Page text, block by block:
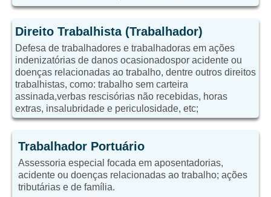
Direito Trabalhista (Trabalhador)
Defesa de trabalhadores e trabalhadoras em ações
indenizatórias de danos ocasionadospor acidente ou
doenças relacionadas ao trabalho, dentre outros direitos
trabalhistas, como: trabalho sem carteira
assinada,verbas rescisórias não recebidas, horas
extras, insalubridade e periculosidade, etc;
Trabalhador Portuário
Assessoria especial focada em aposentadorias,
acidente ou doenças relacionadas ao trabalho; ações
tributárias e de família.